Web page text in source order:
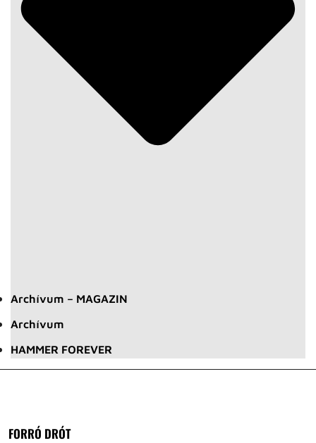
Archívum – MAGAZIN
Archívum
HAMMER FOREVER
FORRÓ DRÓT